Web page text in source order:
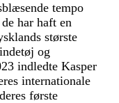
tempo
har haft en
største
og
indledte Kasper
internationale
første